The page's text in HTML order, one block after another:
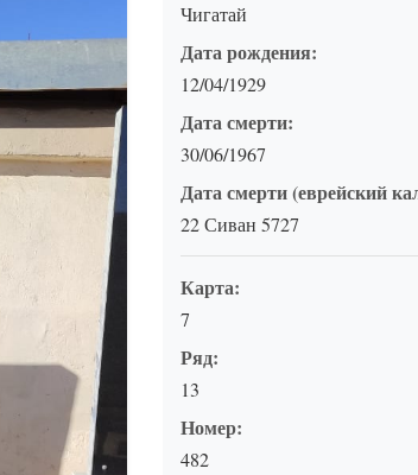
Чигатай
Дата рождения:
12/04/1929
Дата смерти:
30/06/1967
Дата смерти (еврейский
22 Сиван 5727
Карта:
7
Ряд:
13
Номер:
482